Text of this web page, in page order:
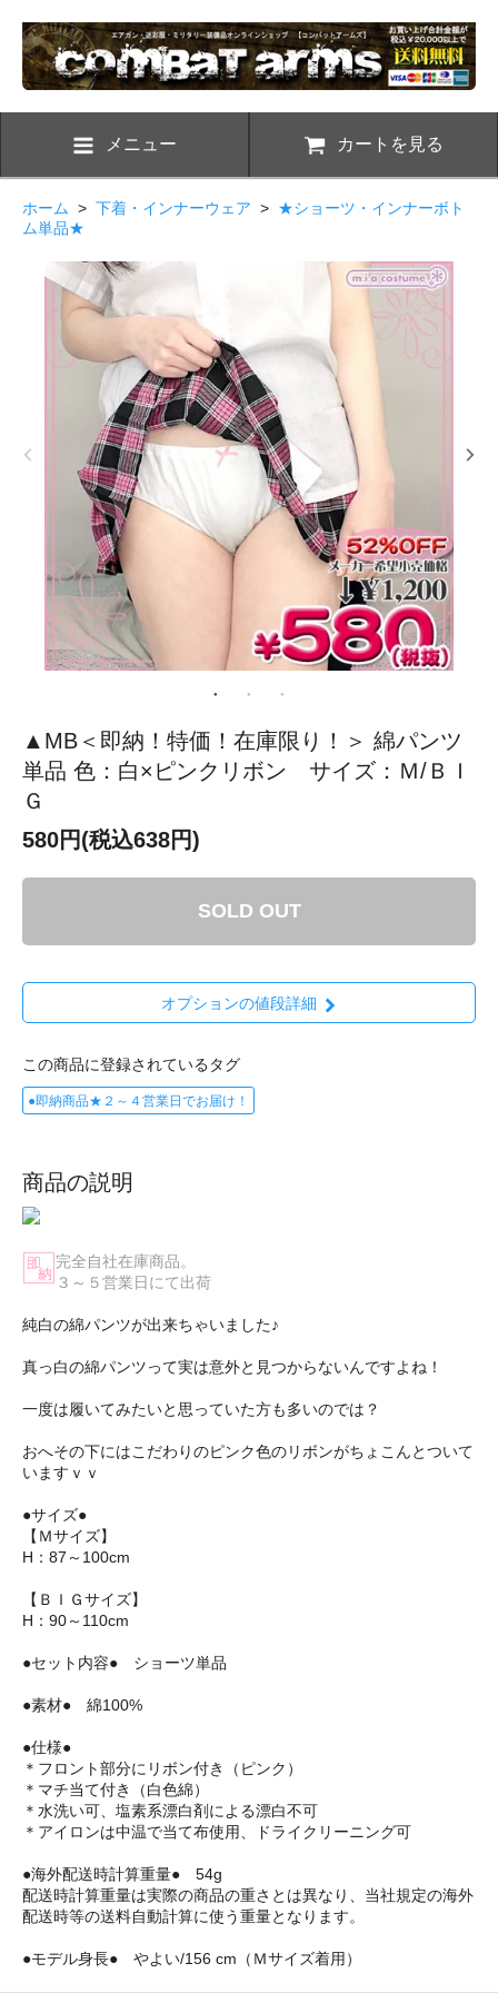
メニュー カートを見る
ホーム > 下着・インナーウェア > ★ショーツ・インナーボト
ム単品★
▲MB＜即納！特価！在庫限り！＞ 綿パンツ
単品 色：白×ピンクリボン サイズ：Ｍ/ＢＩ
Ｇ
580円(税込638円)
SOLD OUT
オプションの値段詳細
この商品に登録されているタグ
●即納商品★２～４営業日でお届け！
商品の説明
完全自社在庫商品。
３～５営業日にて出荷
純白の綿パンツが出来ちゃいました♪
真っ白の綿パンツって実は意外と見つからないんですよね！
一度は履いてみたいと思っていた方も多いのでは？
おへその下にはこだわりのピンク色のリボンがちょこんとついて
いますｖｖ
●サイズ●
【Ｍサイズ】
H：87～100cm
【ＢＩＧサイズ】
H：90～110cm
●セット内容● ショーツ単品
●素材● 綿100%
●仕様●
＊フロント部分にリボン付き（ピンク）
＊マチ当て付き（白色綿）
＊水洗い可、塩素系漂白剤による漂白不可
＊アイロンは中温で当て布使用、ドライクリーニング可
●海外配送時計算重量● 54g
配送時計算重量は実際の商品の重さとは異なり、当社規定の海外
配送時等の送料自動計算に使う重量となります。
●モデル身長● やよい/156 cm（Ｍサイズ着用）